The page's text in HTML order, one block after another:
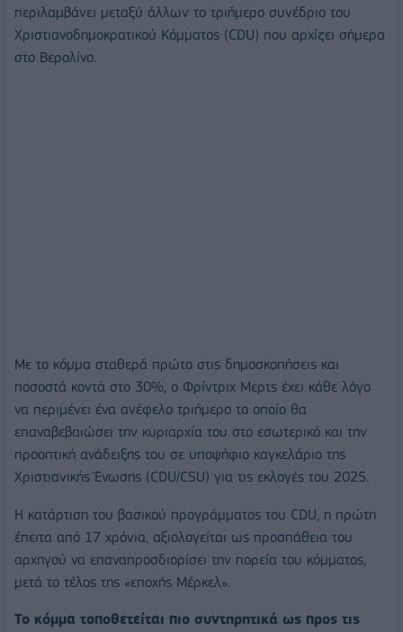
περιλαμβάνει μεταξύ άλλων το τριήμερο συνέδριο του
Χριστιανοδημοκρατικού Κόμματος (CDU) που αρχίζει σήμερα
στο Βερολίνο.
Με το κόμμα σταθερά πρώτο στις δημοσκοπήσεις και
ποσοστά κοντά στο 30%, ο Φρίντριχ Μερτς έχει κάθε λόγο
να περιμένει ένα ανέφελο τριήμερο το οποίο θα
επαναβεβαιώσει την κυριαρχία του στο εσωτερικό και την
προοπτική ανάδειξης του σε υποψήφιο καγκελάριο της
Χριστιανικής Ένωσης (CDU/CSU) για τις εκλογές του 2025.
Η κατάρτιση του βασικού προγράμματος του CDU, η πρώτη
έπειτα από 17 χρόνια, αξιολογείται ως προσπάθεια του
αρχηγού να επαναπροσδιορίσει την πορεία του κόμματος,
μετά το τέλος της «εποχής Μέρκελ».
Το κόμμα τοποθετείται πιο συντηρητικά ως προς τις